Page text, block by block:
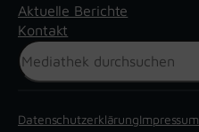
Aktuelle Berichte
Kontakt
Suchen
DatenschutzerklärungImpressum